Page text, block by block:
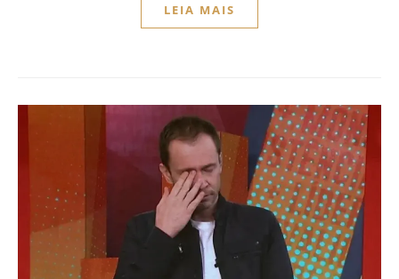
LEIA MAIS